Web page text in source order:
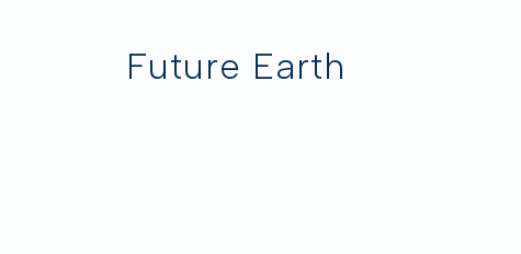
Future Earth